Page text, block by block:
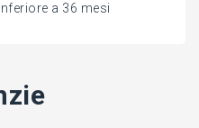
a 36 mesi